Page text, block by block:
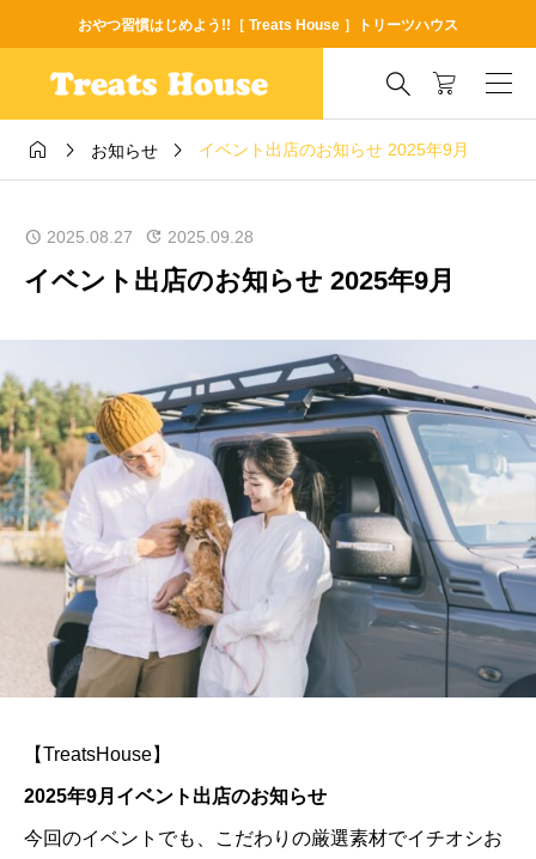
おやつ習慣はじめよう!!［ Treats House ］トリーツハウス

  お知らせ  イベント出店のお知らせ 2025年9月
2025.08.27 2025.09.28
イベント出店のお知らせ 2025年9月
【TreatsHouse】
2025年9月イベント出店のお知らせ
今回のイベントでも、こだわりの厳選素材でイチオシお